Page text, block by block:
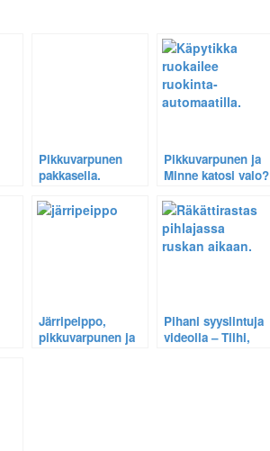
Pikkuvarpunen
pakkasella.
Pikkuvarpunen ja
Minne katosi valo?
Järripeippo,
pikkuvarpunen ja
Pihani syyslintuja
videolla – Tilhi,